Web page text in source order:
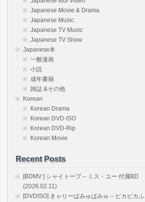
Japanese Movie & Drama
Japanese Music
Japanese TV Music
Japanese TV Show
Japanese本
一般漫画
小説
成年書籍
雑誌 &その他
Korean
Korean Drama
Korean DVD-ISO
Korean DVD-Rip
Korean Movie
Recent Posts
[BDMV ] シャイトープ – ミス・ユー 付属BD
(2026.02.11)
[DVDISO] きゃりーぱみゅぱみゅ – ピカピカふ